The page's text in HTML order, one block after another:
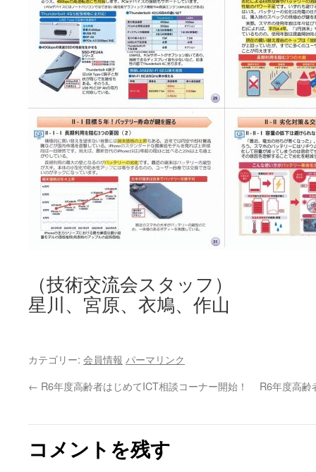
（技術交流会スタッフ）
星川、宮原、衣鳩、作山
カテゴリー: 会員情報 パーマリンク
← R6年度高齢者はじめてICT相談コーナー開始！ R6年度高齢
コメントを残す